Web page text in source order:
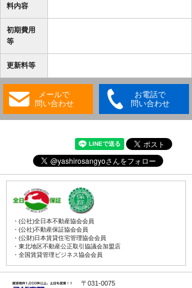
料内容
初期費用
等
更新料等
メールで
問い合わせ
お電話で
問い合わせ
・(公社)全日本不動産協会会員
・(公社)不動産保証協会会員
・(公財)日本賃貸住宅管理協会会員
・東北地区不動産公正取引協議会加盟店
・全国賃貸管理ビジネス協会会員
〒031-0075